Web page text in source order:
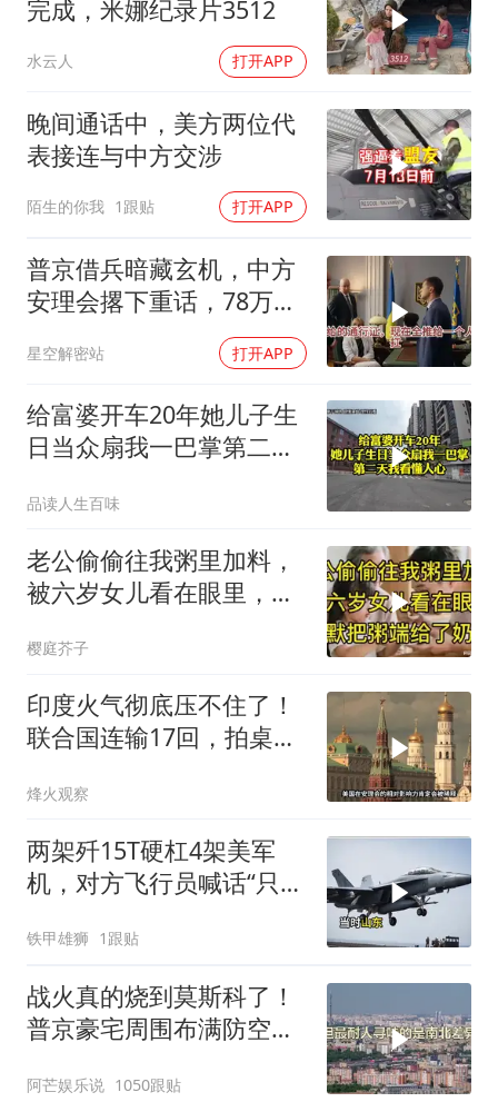
完成，米娜纪录片3512
水云人 打开APP
晚间通话中，美方两位代
表接连与中方交涉
陌生的你我 1跟贴 打开APP
普京借兵暗藏玄机，中方
安理会撂下重话，78万件
星空解密站 打开APP
给富婆开车20年她儿子生
日当众扇我一巴掌第二天
品读人生百味
老公偷偷往我粥里加料，
被六岁女儿看在眼里，默
樱庭芥子
印度火气彻底压不住了！
联合国连输17回，拍桌子
烽火观察
两架歼15T硬杠4架美军
机，对方飞行员喊话“只想
铁甲雄狮 1跟贴
战火真的烧到莫斯科了！
普京豪宅周围布满防空
阿芒娱乐说 1050跟贴